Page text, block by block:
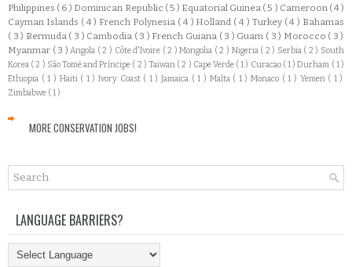
Philippines ( 6 ) Dominican Republic ( 5 ) Equatorial Guinea ( 5 ) Cameroon ( 4 )
Cayman Islands ( 4 ) French Polynesia ( 4 ) Holland ( 4 ) Turkey ( 4 ) Bahamas
( 3 ) Bermuda ( 3 ) Cambodia ( 3 ) French Guiana ( 3 ) Guam ( 3 ) Morocco ( 3 )
Myanmar ( 3 )Angola ( 2 ) Côte d'Ivoire ( 2 )Mongolia ( 2 ) Nigeria ( 2 ) Serbia ( 2 ) South
Korea ( 2 ) São Tomé and Príncipe ( 2 ) Taiwan ( 2 ) Cape Verde ( 1 ) Curacao ( 1 )Durham ( 1 )
Ethiopia ( 1 ) Haiti ( 1 ) Ivory Coast ( 1 )Jamaica ( 1 ) Malta ( 1 )Monaco ( 1 ) Yemen ( 1 )
Zimbabwe ( 1 )
MORE CONSERVATION JOBS!
LANGUAGE BARRIERS?